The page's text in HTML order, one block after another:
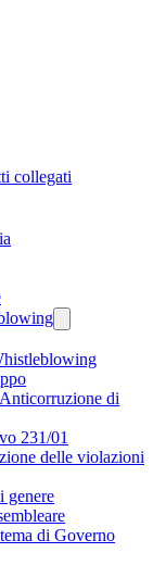
collegati
di
231/01
delle violazioni
genere
di Governo